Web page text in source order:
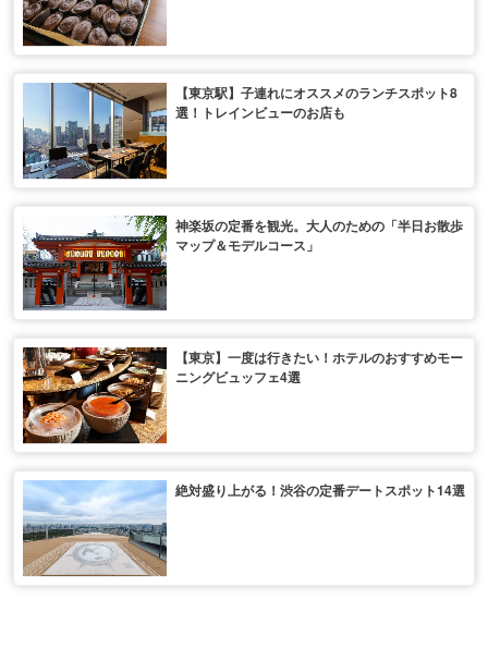
【東京駅】子連れにオススメのランチスポット8
選！トレインビューのお店も
神楽坂の定番を観光。大人のための「半日お散歩
マップ＆モデルコース」
【東京】一度は行きたい！ホテルのおすすめモー
ニングビュッフェ4選
絶対盛り上がる！渋谷の定番デートスポット14選